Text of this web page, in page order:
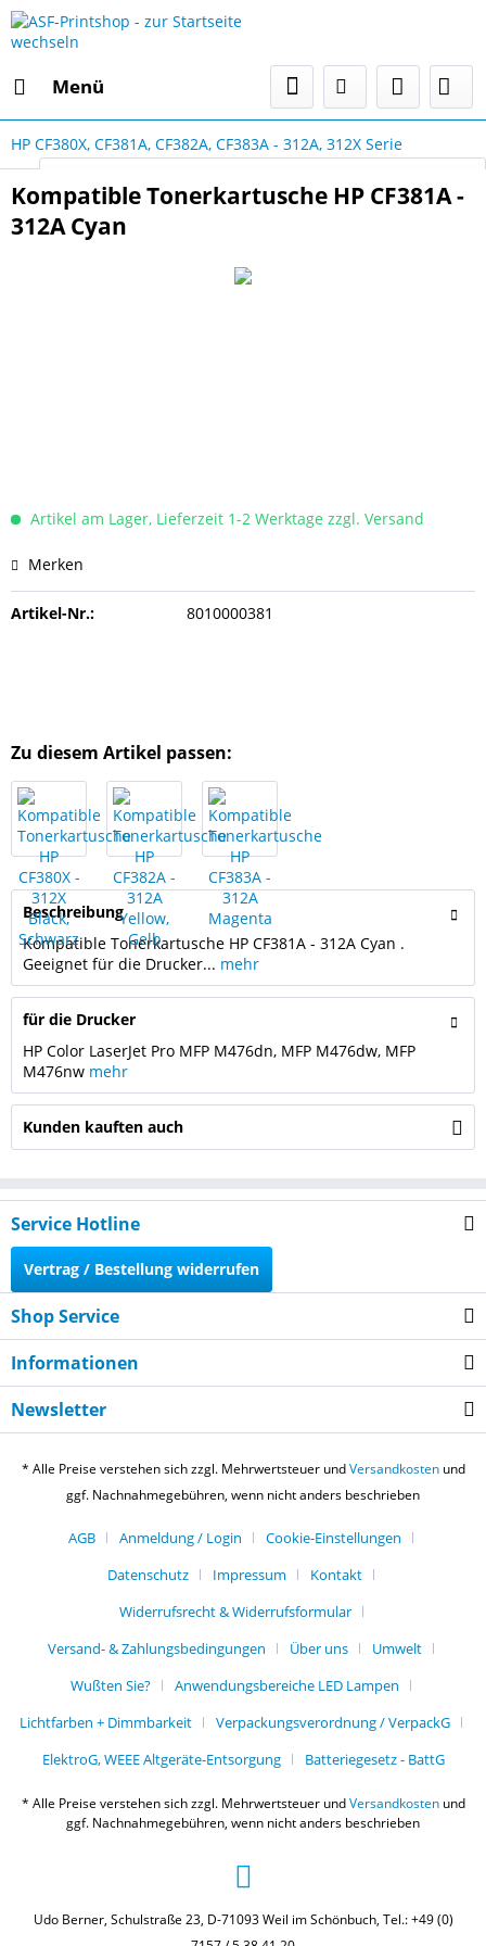
Menü
Select Language
HP CF380X, CF381A, CF382A, CF383A - 312A, 312X Serie
Kompatible Tonerkartusche HP CF381A -
312A Cyan
Artikel am Lager, Lieferzeit 1-2 Werktage zzgl. Versand
Merken
Artikel-Nr.: 8010000381
Zu diesem Artikel passen:
Beschreibung
Kompatible Tonerkartusche HP CF381A - 312A Cyan .
Geeignet für die Drucker... mehr
für die Drucker
HP Color LaserJet Pro MFP M476dn, MFP M476dw, MFP
M476nw mehr
Kunden kauften auch
Service Hotline
Vertrag / Bestellung widerrufen
Shop Service
Informationen
Newsletter
* Alle Preise verstehen sich zzgl. Mehrwertsteuer undVersandkostenund
ggf. Nachnahmegebühren, wenn nicht anders beschrieben
AGB Anmeldung / Login
Cookie-Einstellungen
Datenschutz
Impressum
Kontakt
Widerrufsrecht & Widerrufsformular
Versand- & Zahlungsbedingungen
Über uns
Umwelt
Wußten Sie?
Anwendungsbereiche LED Lampen
Lichtfarben + Dimmbarkeit
Verpackungsverordnung / VerpackG
ElektroG, WEEE Altgeräte-Entsorgung
Batteriegesetz - BattG
* Alle Preise verstehen sich zzgl. Mehrwertsteuer undVersandkostenund
ggf. Nachnahmegebühren, wenn nicht anders beschrieben
Udo Berner, Schulstraße 23, D-71093 Weil im Schönbuch, Tel.: +49 (0)